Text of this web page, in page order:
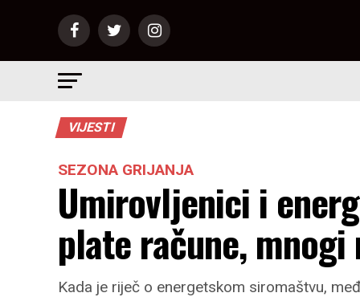
VIJESTI
SEZONA GRIJANJA
Umirovljenici i
plate račune,
Kada je riječ o energetskom siromaštvu,